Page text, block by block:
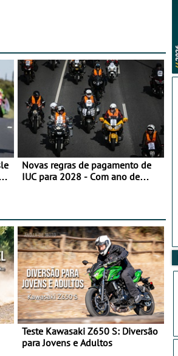
Novas regras de pagamento de
IUC para 2028 - Com ano de
Teste Kawasaki Z650 S: Diversão
para Jovens e Adultos